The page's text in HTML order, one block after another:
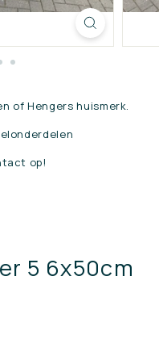
of Hengers huismerk.
op!
5 6x50cm